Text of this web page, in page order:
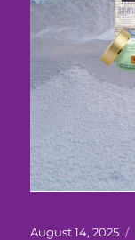
Veröffentlicht
August 14, 2025